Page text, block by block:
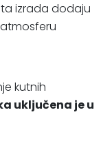
izrada dodaju
kutnih
uključena je u